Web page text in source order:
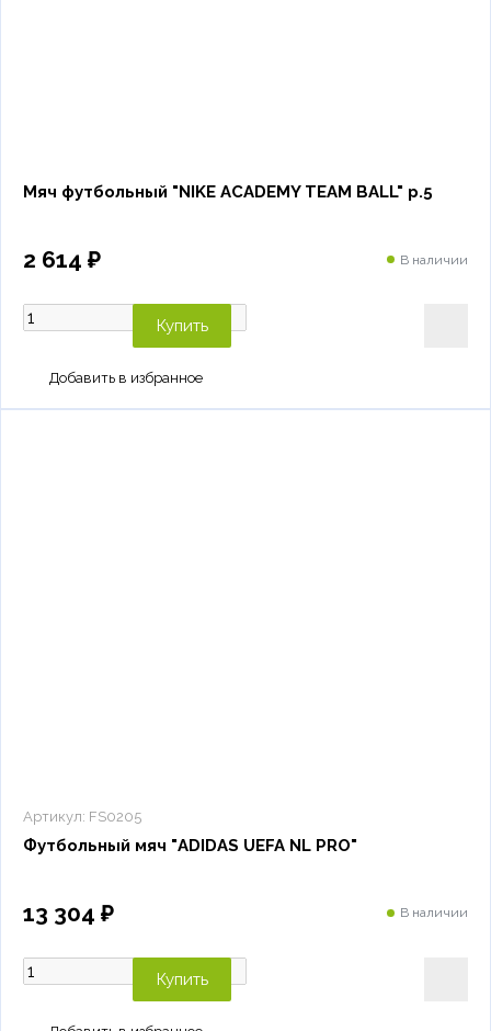
Мяч футбольный "NIKE ACADEMY TEAM BALL" р.5
2 614 ₽ В наличии
Купить
Артикул: FS0205
Футбольный мяч "ADIDAS UEFA NL PRO"
13 304 ₽ В наличии
Купить